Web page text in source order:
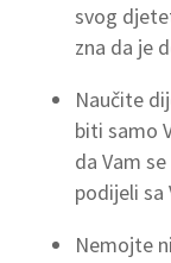
svog
zna da je
Naučite
biti samo
da Vam
podijeli sa
Nemojte